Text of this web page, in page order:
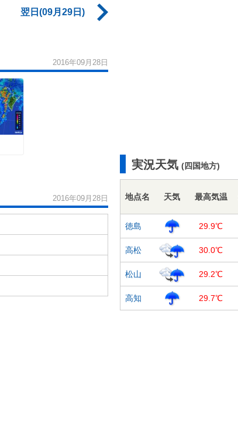
翌日(09月29日)
2016年09月28日
2016年09月28日
実況天気 (四国地方)
地点名 天気 最高気温
徳島 29.9℃
高松 30.0℃
松山 29.2℃
高知 29.7℃